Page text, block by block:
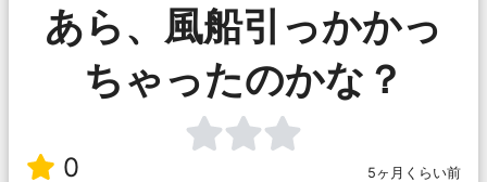
あら、風船引っかかっ
ちゃったのかな？
0 5ヶ月くらい前